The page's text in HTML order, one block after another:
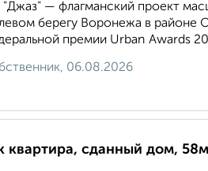
— флагманский проект
берегу Воронежа в районе
премии Urban Awards
06.08.2026
квартира, сданный дом,